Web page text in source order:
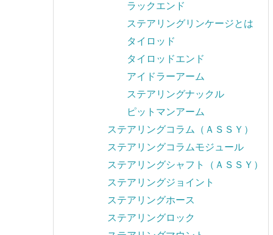
ラックエンド
ステアリングリンケージとは
タイロッド
タイロッドエンド
アイドラーアーム
ステアリングナックル
ピットマンアーム
ステアリングコラム（ＡＳＳＹ）
ステアリングコラムモジュール
ステアリングシャフト（ＡＳＳＹ）
ステアリングジョイント
ステアリングホース
ステアリングロック